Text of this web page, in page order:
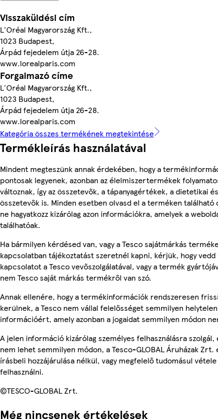
Visszaküldési cím
L'Oréal Magyarország Kft.,
1023 Budapest,
Árpád fejedelem útja 26-28.
www.lorealparis.com
Forgalmazó címe
L'Oréal Magyarország Kft.,
1023 Budapest,
Árpád fejedelem útja 26-28.
www.lorealparis.com
Kategória összes termékének megtekintése
Termékleírás használatával
Mindent megteszünk annak érdekében, hogy a
pontosak legyenek, azonban az élelmiszertermékek
változnak, így az összetevők, a tápanyagértékek, a dietetikai
összetevők is. Minden esetben olvasd el a terméken található
ne hagyatkozz kizárólag azon információkra, amelyek a
találhatóak.
Ha bármilyen kérdésed van, vagy a Tesco sajátmárkás
kapcsolatban tájékoztatást szeretnél kapni, kérjük, hogy vedd
kapcsolatot a Tesco vevőszolgálatával, vagy a termék
nem Tesco saját márkás termékről van szó.
Annak ellenére, hogy a termékinformációk rendszeresen
kerülnek, a Tesco nem vállal felelősséget semmilyen helytelen
információért, amely azonban a jogaidat semmilyen módon
A jelen információ kizárólag személyes felhasználásra szolgál,
nem lehet semmilyen módon, a Tesco-GLOBAL Áruházak Zrt.
írásbeli hozzájárulása nélkül, vagy megfelelő tudomásul
felhasználni.
©TESCO-GLOBAL Zrt.
Még nincsenek értékelések